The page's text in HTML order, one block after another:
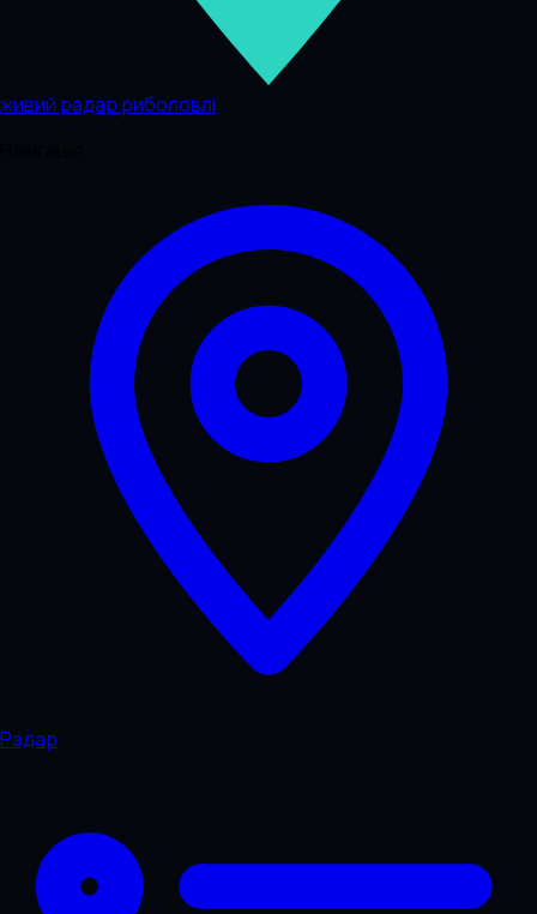
живий радар риболовлі
Радар